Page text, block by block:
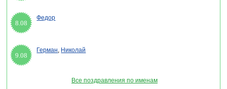
8.08
Федор
9.08
Герман, Николай
Все поздравления по именам